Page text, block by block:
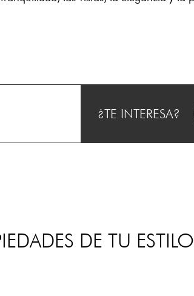
¿TE INTERESA?
DE TU ESTILO